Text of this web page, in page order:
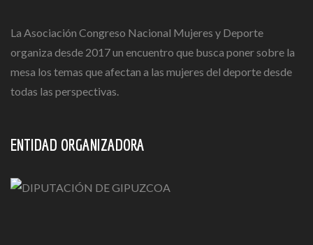
La Asociación Congreso Nacional Mujeres y Deporte
organiza desde 2017 un encuentro que busca poner sobre la
mesa los temas que afectan a las mujeres del deporte desde
todas las perspectivas.
ENTIDAD ORGANIZADORA